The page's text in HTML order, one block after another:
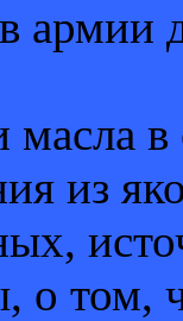
армии
масла
из
о том,